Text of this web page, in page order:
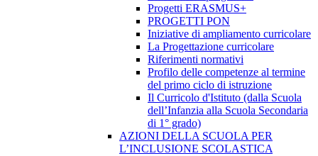
Progetti ERASMUS+
PROGETTI PON
Iniziative di ampliamento curricolare
La Progettazione curricolare
Riferimenti normativi
Profilo delle competenze al termine
del primo ciclo di istruzione
Il Curricolo d'Istituto (dalla Scuola
dell’Infanzia alla Scuola Secondaria
di 1° grado)
AZIONI DELLA SCUOLA PER
L’INCLUSIONE SCOLASTICA